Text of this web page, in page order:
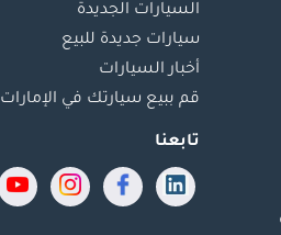
السيارات الجديدة
سيارات جديدة للبيع
أخبار السيارات
قم ببيع سيارتك في الإمارات
تابعنا